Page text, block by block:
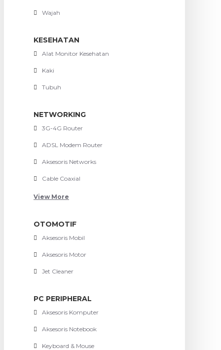
Wajah
KESEHATAN
Alat Monitor Kesehatan
Kaki
Tubuh
NETWORKING
3G-4G Router
ADSL Modem Router
Aksesoris Networks
Cable Coaxial
View More
OTOMOTIF
Aksesoris Mobil
Aksesoris Motor
Jet Cleaner
PC PERIPHERAL
Aksesoris Komputer
Aksesoris Notebook
Keyboard & Mouse